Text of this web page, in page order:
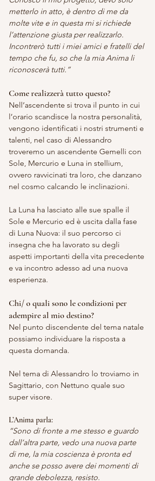
metterlo in atto, è dentro di me da
molte vite e in questa mi si richiede
l’attenzione giusta per realizzarlo.
Incontrerò tutti i miei amici e fratelli del
tempo che fu, so che la mia Anima li
riconoscerà tutti.”
Come realizzerà tutto questo?
Nell’ascendente si trova il punto in cui
l’orario scandisce la nostra personalità,
vengono identificati i nostri strumenti e
talenti, nel caso di Alessandro
troveremo un ascendente Gemelli con
Sole, Mercurio e Luna in stellium,
ovvero ravvicinati tra loro, che danzano
nel cosmo calcando le inclinazioni.
La Luna ha lasciato alle sue spalle il
Sole e Mercurio ed è uscita dalla fase
di Luna Nuova: il suo percorso ci
insegna che ha lavorato su degli
aspetti importanti della vita precedente
e va incontro adesso ad una nuova
esperienza.
Chi/ o quali sono le condizioni per
adempire al mio destino?
Nel punto discendente del tema natale
possiamo individuare la risposta a
questa domanda.
Nel tema di Alessandro lo troviamo in
Sagittario, con Nettuno quale suo
super visore.
L’Anima parla:
“Sono di fronte a me stesso e guardo
dall’altra parte, vedo una nuova parte
di me, la mia coscienza è pronta ed
anche se posso avere dei momenti di
grande debolezza, resisto.